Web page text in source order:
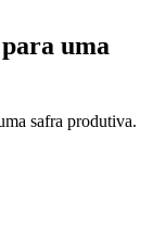
uma
safra produtiva.